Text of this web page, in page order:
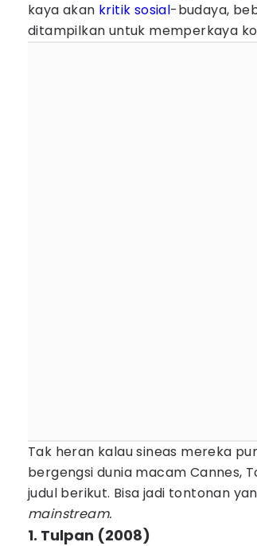
kaya akan kritik sosial-budaya,
ditampilkan untuk memperkaya
Tak heran kalau sineas mereka
bergengsi dunia macam Cannes,
judul berikut. Bisa jadi tontonan
mainstream.
1. Tulpan (2008)